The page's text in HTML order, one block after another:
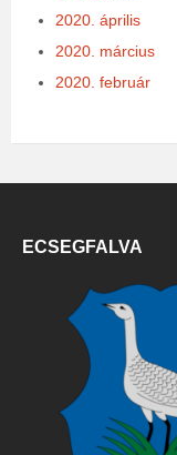
2020. április
2020. március
2020. február
ECSEGFALVA